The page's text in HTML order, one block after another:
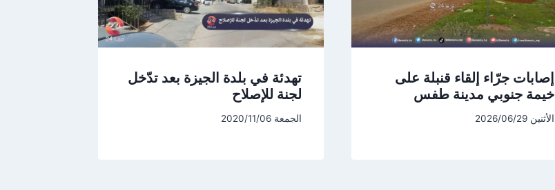
إصابات جرّاء إلقاء قنبلة على
خيمة جنوبي مدينة طفس
الأثنين 2026/06/29
تهدئة في بلدة الجيزة بعد تدّخل
لجنة للإصلاح
الجمعة 2020/11/06